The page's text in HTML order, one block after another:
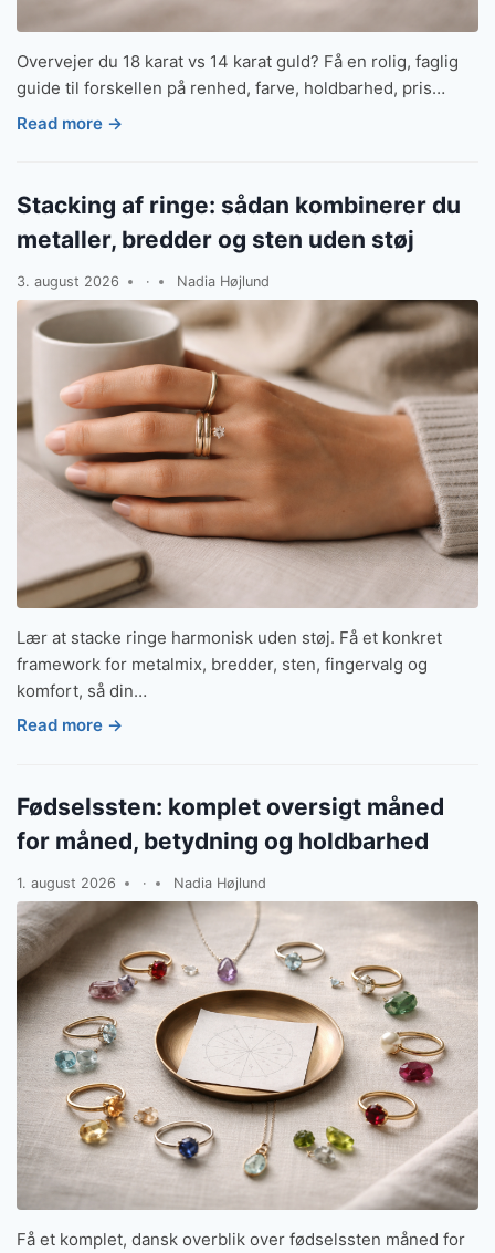
Overvejer du 18 karat vs 14 karat guld? Få en rolig, faglig
guide til forskellen på renhed, farve, holdbarhed, pris…
Read more →
Stacking af ringe: sådan kombinerer du
metaller, bredder og sten uden støj
3. august 2026 · Nadia Højlund
Lær at stacke ringe harmonisk uden støj. Få et konkret
framework for metalmix, bredder, sten, fingervalg og
komfort, så din…
Read more →
Fødselssten: komplet oversigt måned
for måned, betydning og holdbarhed
1. august 2026 · Nadia Højlund
Få et komplet, dansk overblik over fødselssten måned for